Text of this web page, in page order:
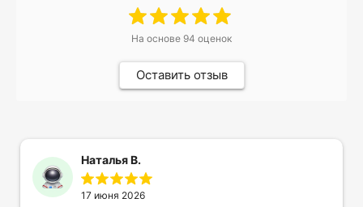
На основе 94 оценок
Оставить отзыв
Наталья В.
17 июня 2026